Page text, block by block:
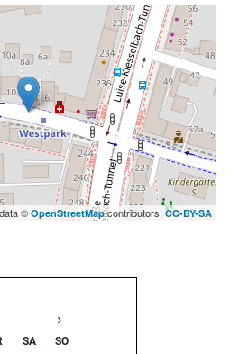
© OpenStreetMapcontributors, CC-BY-SA
›
SA
SO